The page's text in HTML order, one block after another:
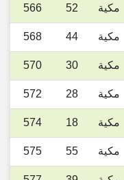
مكية 52
566
مكية 44
568
مكية 30
570
مكية 28
572
مكية 18
574
مكية 55
575